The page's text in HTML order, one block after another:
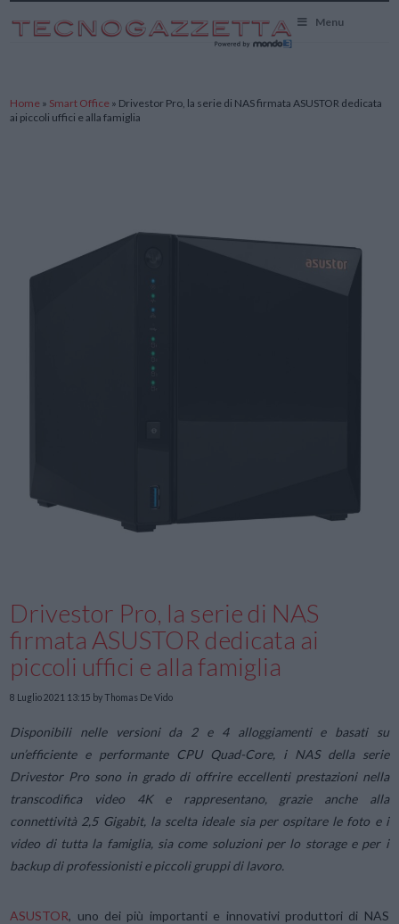
Menu
Home » Smart Office » Drivestor Pro, la serie di NAS firmata ASUSTOR dedicata
ai piccoli uffici e alla famiglia
Drivestor Pro, la serie di NAS
firmata ASUSTOR dedicata ai
piccoli uffici e alla famiglia
8 Luglio 2021 13:15 by Thomas De Vido
Disponibili nelle versioni da 2 e 4 alloggiamenti e basati su
un’efficiente e performante CPU Quad-Core, i NAS della serie
Drivestor Pro sono in grado di offrire eccellenti prestazioni nella
transcodifica video 4K e rappresentano, grazie anche alla
connettività 2,5 Gigabit, la scelta ideale sia per ospitare le foto e i
video di tutta la famiglia, sia come soluzioni per lo storage e per i
backup di professionisti e piccoli gruppi di lavoro.
ASUSTOR, uno dei più importanti e innovativi produttori di NAS